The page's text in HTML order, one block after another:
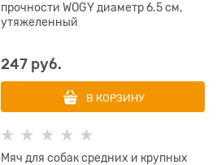
прочности WOGY диаметр 6.5 см,
утяжеленный
247 руб.
В КОРЗИНУ
Мяч для собак средних и крупных